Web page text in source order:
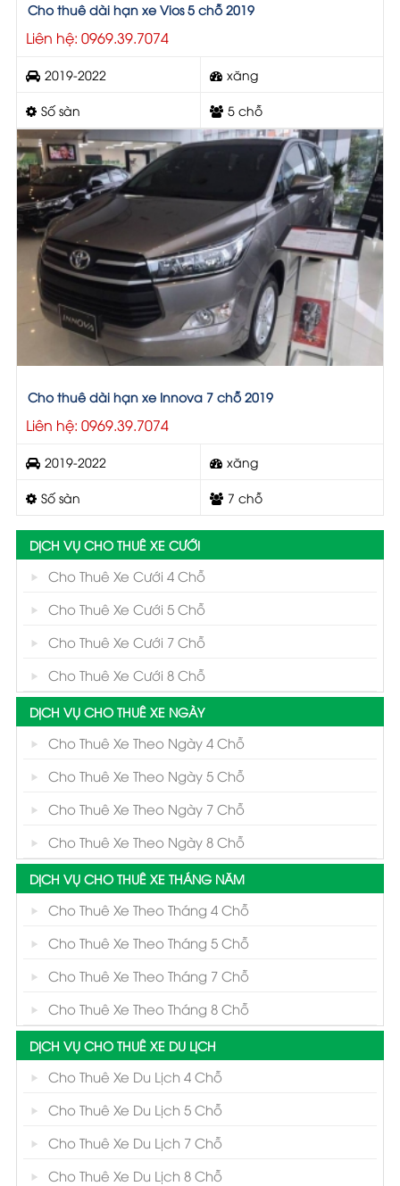
Cho thuê dài hạn xe Vios 5 chỗ 2019
Liên hệ: 0969.39.7074
2019-2022 xăng
Số sàn 5 chỗ
Cho thuê dài hạn xe Innova 7 chỗ 2019
Liên hệ: 0969.39.7074
2019-2022 xăng
Số sàn 7 chỗ
DỊCH VỤ CHO THUÊ XE CƯỚI
Cho Thuê Xe Cưới 4 Chỗ
Cho Thuê Xe Cưới 5 Chỗ
Cho Thuê Xe Cưới 7 Chỗ
Cho Thuê Xe Cưới 8 Chỗ
DỊCH VỤ CHO THUÊ XE NGÀY
Cho Thuê Xe Theo Ngày 4 Chỗ
Cho Thuê Xe Theo Ngày 5 Chỗ
Cho Thuê Xe Theo Ngày 7 Chỗ
Cho Thuê Xe Theo Ngày 8 Chỗ
DỊCH VỤ CHO THUÊ XE THÁNG NĂM
Cho Thuê Xe Theo Tháng 4 Chỗ
Cho Thuê Xe Theo Tháng 5 Chỗ
Cho Thuê Xe Theo Tháng 7 Chỗ
Cho Thuê Xe Theo Tháng 8 Chỗ
DỊCH VỤ CHO THUÊ XE DU LỊCH
Cho Thuê Xe Du Lịch 4 Chỗ
Cho Thuê Xe Du Lịch 5 Chỗ
Cho Thuê Xe Du Lịch 7 Chỗ
Cho Thuê Xe Du Lịch 8 Chỗ